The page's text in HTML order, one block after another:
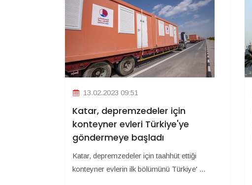
13.02.2023 09:51
Katar, depremzedeler için
konteyner evleri Türkiye'ye
göndermeye başladı
Katar, depremzedeler için taahhüt ettiği
konteyner evlerin ilk bölümünü Türkiye' ...